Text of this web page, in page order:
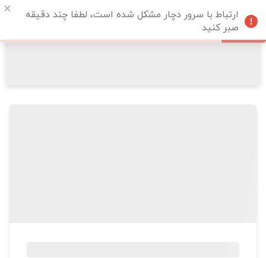
ارتباط با سرور دچار مشکل شده است، لطفا چند دقیقه
صبر کنید